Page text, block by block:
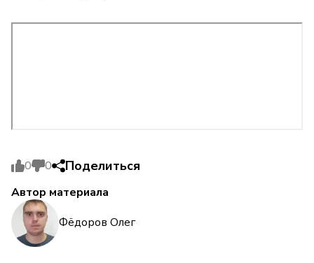
0 0 Поделиться
Автор материала
Фёдоров Олег